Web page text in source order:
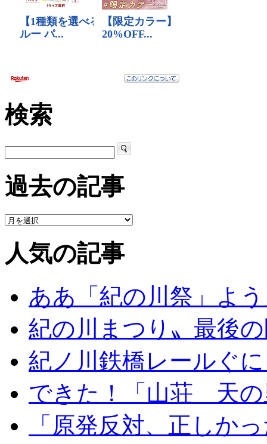
検索
過去の記事
人気の記事
ああ「紀の川祭」よ
紀の川まつり〟最後
紀ノ川鉄橋レールぐ
できた！「山荘 天の
「原発反対、正しか